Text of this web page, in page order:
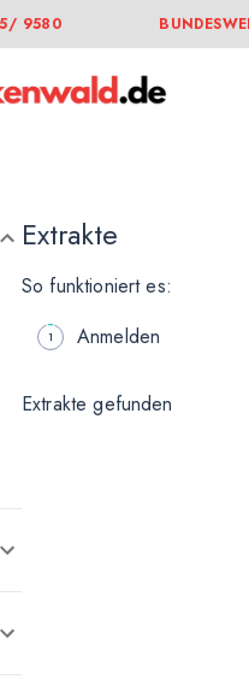
9580
Extrakte
So funktioniert es:
Anmelden
Extrakte gefunden